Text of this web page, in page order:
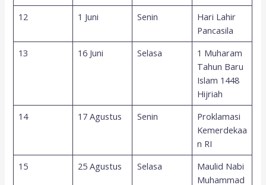
12
1 Juni Senin
Hari Lahir
Pancasila
13
16 Juni Selasa
1 Muharam
Tahun Baru
Islam 1448
Hijriah
14
17 Agustus Senin
Proklamasi
Kemerdekaa
n RI
15
25 Agustus Selasa
Maulid Nabi
Muhammad